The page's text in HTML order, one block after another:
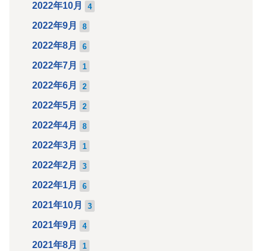
2022年10月 4
2022年9月 8
2022年8月 6
2022年7月 1
2022年6月 2
2022年5月 2
2022年4月 8
2022年3月 1
2022年2月 3
2022年1月 6
2021年10月 3
2021年9月 4
2021年8月 1